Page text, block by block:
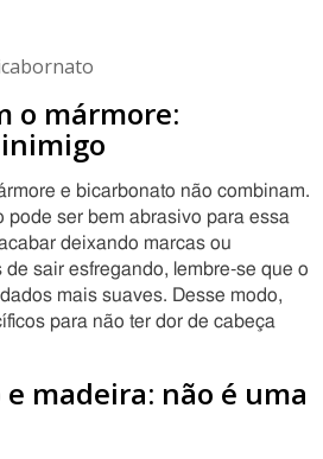
o mármore:
e bicarbonato não combinam.
pode ser bem abrasivo para essa
deixando marcas ou
sair esfregando, lembre-se que o
mais suaves. Desse modo,
para não ter dor de cabeça
madeira: não é uma